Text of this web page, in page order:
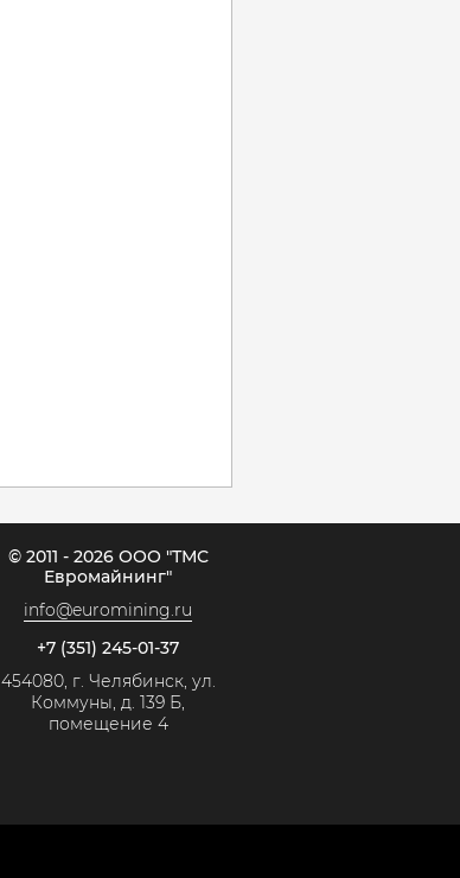
© 2011 - 2026 ООО "ТМС
Евромайнинг"
info@euromining.ru
+7 (351) 245-01-37
454080, г. Челябинск, ул.
Коммуны, д. 139 Б,
помещение 4